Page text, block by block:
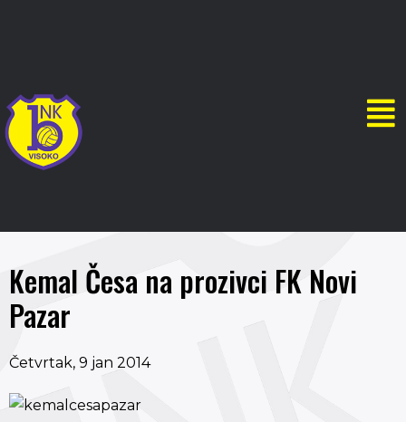
Kemal Česa na prozivci FK Novi
Pazar
Četvrtak, 9 jan 2014